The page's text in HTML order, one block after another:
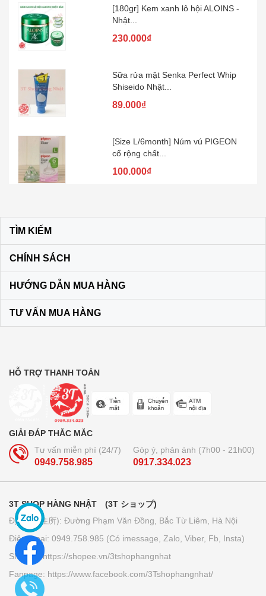
[180gr] Kem xanh lô hội ALOINS -
Nhật...
230.000₫
Sữa rửa mặt Senka Perfect Whip
Shiseido Nhật...
89.000₫
[Size L/6month] Núm vú PIGEON
cổ rộng chất...
100.000₫
Nhật Bản
Son dưỡng môi DHC KHÔNG MÀU
màu vàng
Trà lúa non 44 gói Yamamoto
160.000₫
Giấy thấm dầu Kose softymo - Nhật
Bản
70.000₫
TÌM KIẾM
CHÍNH SÁCH
HƯỚNG DẪN MUA HÀNG
TƯ VẤN MUA HÀNG
HỖ TRỢ THANH TOÁN
GIẢI ĐÁP THẮC MẮC
Tư vấn miễn phí (24/7)
0949.758.985
Góp ý, phản ánh (7h00 - 21h00)
0917.334.023
3T SHOP HÀNG NHẬT (3T ショップ)
Địa chỉ (住所): Đường Phạm Văn Đồng, Bắc Từ Liêm, Hà Nội
Điện thoại: 0949.758.985 (Có imessage, Zalo, Viber, Fb, Insta)
Shopee: https://shopee.vn/3tshophangnhat
Fanpage: https://www.facebook.com/3Tshophangnhat/